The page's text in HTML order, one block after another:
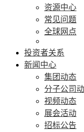
资源中心
常见问题
全球网点
投资者关系
新闻中心
集团动态
分子公司
视频动态
展会活动
招标公告